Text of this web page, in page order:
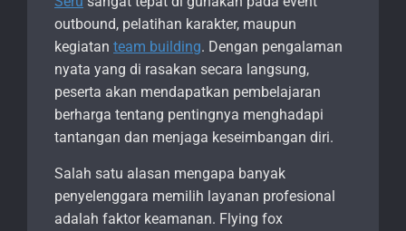
outbound, pelatihan karakter, maupun
kegiatan team building. Dengan pengalaman
nyata yang di rasakan secara langsung,
peserta akan mendapatkan pembelajaran
berharga tentang pentingnya menghadapi
tantangan dan menjaga keseimbangan diri.
Salah satu alasan mengapa banyak
penyelenggara memilih layanan profesional
adalah faktor keamanan. Flying fox